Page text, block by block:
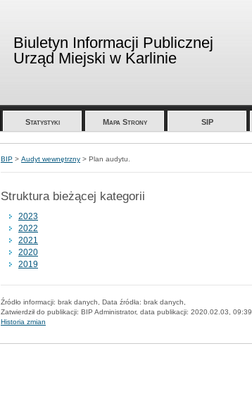
Biuletyn Informacji Publicznej
Urząd Miejski w Karlinie
Statystyki Mapa Strony SIP
BIP > Audyt wewnętrzny > Plan audytu.
Struktura bieżącej kategorii
2023
2022
2021
2020
2019
Źródło informacji: brak danych, Data źródła: brak danych,
Zatwierdził do publikacji: BIP Administrator, data publikacji: 2020.02.03, 09:39
Historia zmian